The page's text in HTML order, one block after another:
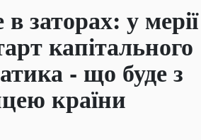
заторах: у мерії
капітального
- що буде з
країни